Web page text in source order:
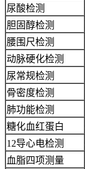
尿酸检测
胆固醇检测
腰围尺检测
动脉硬化检测
尿常规检测
骨密度检测
肺功能检测
糖化血红蛋白
12导心电检测
血脂四项测量